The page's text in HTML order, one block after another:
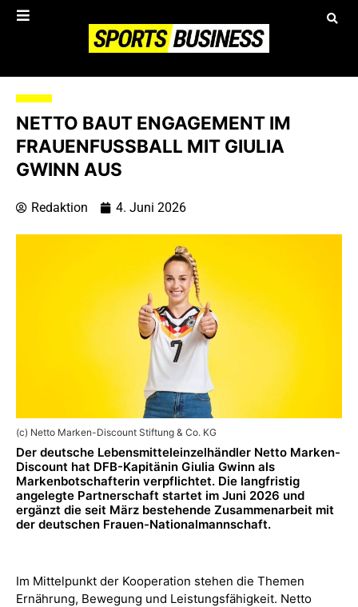
NETTO BAUT ENGAGEMENT IM
FRAUENFUSSBALL MIT GIULIA G
WINN AUS
Redaktion 4. Juni 2026
(c) Netto Marken-Discount Stiftung & Co. KG
Der deutsche Lebensmitteleinzelhändler Netto Marken-
Discount hat DFB-Kapitänin Giulia Gwinn als
Markenbotschafterin verpflichtet. Die langfristig
angelegte Partnerschaft startet im Juni 2026 und
ergänzt die seit März bestehende Zusammenarbeit mit
der deutschen Frauen-Nationalmannschaft.
Im Mittelpunkt der Kooperation stehen die Themen
Ernährung, Bewegung und Leistungsfähigkeit. Netto